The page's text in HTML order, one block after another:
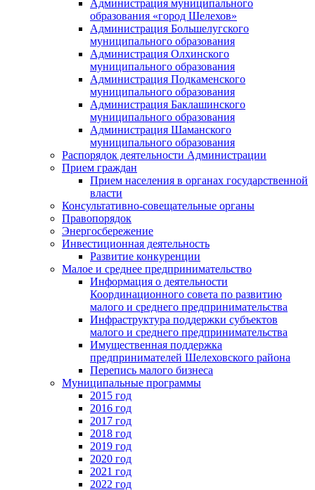
Администрация муниципального
образования «город Шелехов»
Администрация Большелугского
муниципального образования
Администрация Олхинского
муниципального образования
Администрация Подкаменского
муниципального образования
Администрация Баклашинского
муниципального образования
Администрация Шаманского
муниципального образования
Распорядок деятельности Администрации
Прием граждан
Прием населения в органах государственной
власти
Консультативно-совещательные органы
Правопорядок
Энергосбережение
Инвестиционная деятельность
Развитие конкуренции
Малое и среднее предпринимательство
Информация о деятельности
Координационного совета по развитию
малого и среднего предпринимательства
Инфраструктура поддержки субъектов
малого и среднего предпринимательства
Имущественная поддержка
предпринимателей Шелеховского района
Перепись малого бизнеса
Муниципальные программы
2015 год
2016 год
2017 год
2018 год
2019 год
2020 год
2021 год
2022 год